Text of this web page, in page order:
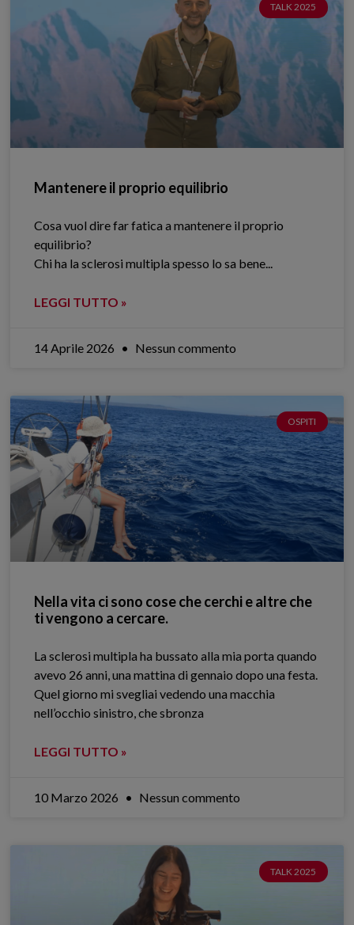
TALK 2025
Mantenere il proprio equilibrio
Cosa vuol dire far fatica a mantenere il proprio
equilibrio?
Chi ha la sclerosi multipla spesso lo sa bene.​..
LEGGI TUTTO »
14 Aprile 2026 Nessun commento
OSPITI
Nella vita ci sono cose che cerchi e altre che
ti vengono a cercare.
La sclerosi multipla ha bussato alla mia porta quando
avevo 26 anni, una mattina di gennaio dopo una festa.
Quel giorno mi svegliai vedendo una macchia
nell’occhio sinistro, che sbronza
LEGGI TUTTO »
10 Marzo 2026 Nessun commento
TALK 2025